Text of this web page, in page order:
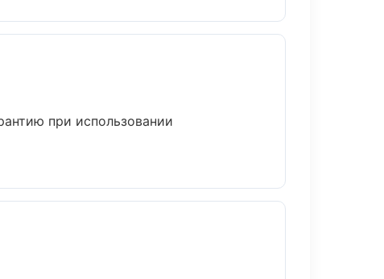
при использовании